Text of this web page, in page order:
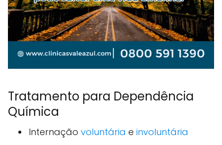
Tratamento para Dependência
Química
Internação voluntária e involuntária